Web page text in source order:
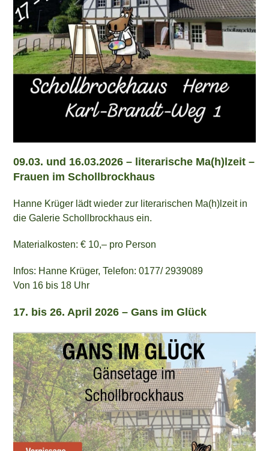
09.03. und 16.03.2026 – literarische Ma(h)lzeit –
Frauen im Schollbrockhaus
Hanne Krüger lädt wieder zur literarischen Ma(h)lzeit in
die Galerie Schollbrockhaus ein.
Materialkosten: € 10,– pro Person
Infos: Hanne Krüger, Telefon: 0177/ 2939089
Von 16 bis 18 Uhr
17. bis 26. April 2026 –Gans im Glück